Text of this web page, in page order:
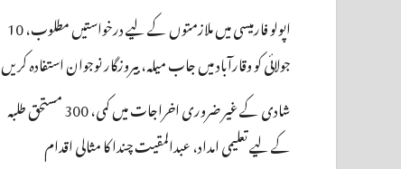
اپولو فارمیسی میں ملازمتوں کے لیے درخواستیں مطلوب، 10
جولائی کو وقارآباد میں جاب میلہ، بیروزگار نوجوان استفادہ کریں
شادی کے غیر ضروری اخراجات میں کمی، 300 مستحق طلبہ
کے لیے تعلیمی امداد، عبدالمقیت چندا کا مثالی اقدام